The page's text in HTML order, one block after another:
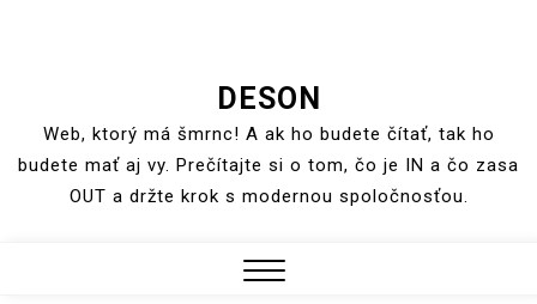
content
DESON
Web, ktorý má šmrnc! A ak ho budete čítať, tak ho
budete mať aj vy. Prečítajte si o tom, čo je IN a čo zasa
OUT a držte krok s modernou spoločnosťou.